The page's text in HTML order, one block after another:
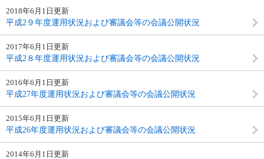
2018年6月1日更新
平成2９年度運用状況および審議会等の会議公開状況
2017年6月1日更新
平成2８年度運用状況および審議会等の会議公開状況
2016年6月1日更新
平成27年度運用状況および審議会等の会議公開状況
2015年6月1日更新
平成26年度運用状況および審議会等の会議公開状況
2014年6月1日更新